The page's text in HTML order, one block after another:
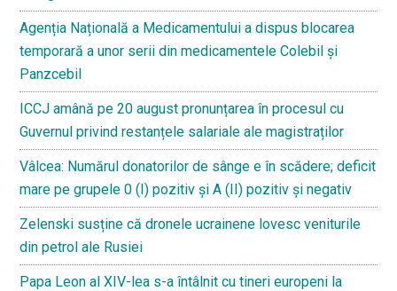
Agenția Națională a Medicamentului a dispus blocarea
temporară a unor serii din medicamentele Colebil și
Panzcebil
ICCJ amână pe 20 august pronunțarea în procesul cu
Guvernul privind restanțele salariale ale magistraților
Vâlcea: Numărul donatorilor de sânge e în scădere; deficit
mare pe grupele 0 (I) pozitiv și A (II) pozitiv și negativ
Zelenski susține că dronele ucrainene lovesc veniturile
din petrol ale Rusiei
Papa Leon al XIV-lea s-a întâlnit cu tineri europeni la